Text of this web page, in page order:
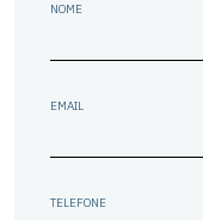
NOME
EMAIL
TELEFONE